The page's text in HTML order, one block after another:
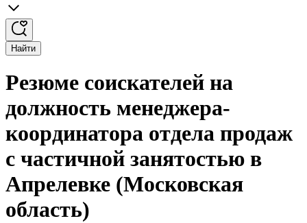
Найти
Резюме соискателей на
должность менеджера-
координатора отдела продаж
с частичной занятостью в
Апрелевке (Московская
область)